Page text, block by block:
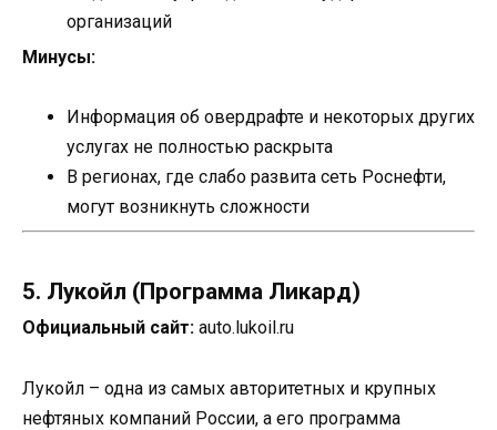
организаций
Минусы:
Информация об овердрафте и некоторых других
услугах не полностью раскрыта
В регионах, где слабо развита сеть Роснефти,
могут возникнуть сложности
5. Лукойл (Программа Ликард)
Официальный сайт: auto.lukoil.ru
Лукойл – одна из самых авторитетных и крупных
нефтяных компаний России, а его программа